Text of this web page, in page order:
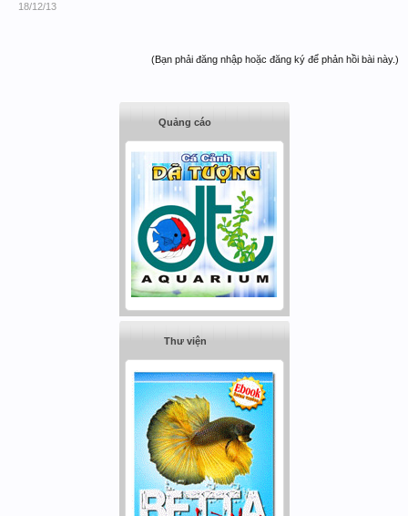
18/12/13
(Bạn phải đăng nhập hoặc đăng ký để phản hồi bài này.)
Quảng cáo
Thư viện